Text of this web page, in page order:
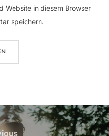
Website in diesem Browser
speichern.
Previous